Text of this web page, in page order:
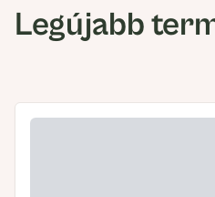
Legújabb